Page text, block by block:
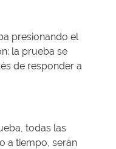
presionando el
la prueba se
de responder a
todas las
a tiempo, serán